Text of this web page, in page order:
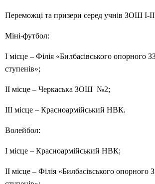
Переможці та призери серед учнів ЗОШ І-ІІ
Міні-футбол:
І місце – Філія «Билбасівського опорного
ступенів»;
ІІ місце – Черкаська ЗОШ №2;
ІІІ місце – Красноармійський НВК.
Волейбол:
І місце – Красноармійський НВК;
ІІ місце – Філія «Билбасівського опорного